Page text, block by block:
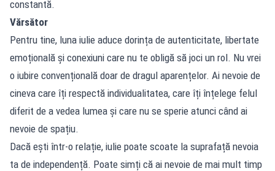
constantă.
Vărsător
Pentru tine, luna iulie aduce dorința de autenticitate, libertate
emoțională și conexiuni care nu te obligă să joci un rol. Nu vrei
o iubire convențională doar de dragul aparențelor. Ai nevoie de
cineva care îți respectă individualitatea, care îți înțelege felul
diferit de a vedea lumea și care nu se sperie atunci când ai
nevoie de spațiu.
Dacă ești într-o relație, iulie poate scoate la suprafață nevoia
ta de independență. Poate simți că ai nevoie de mai mult timp